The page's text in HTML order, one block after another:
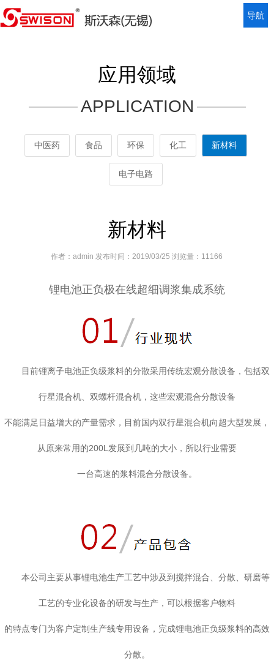
导航
应用领域
APPLICATION
中医药 食品 环保 化工 新材料
电子电路
新材料
作者：admin 发布时间：2019/03/25 浏览量：11166
锂电池正负极在线超细调浆集成系统
目前锂离子电池正负级浆料的分散采用传统宏观分散设备，包括双
行星混合机、双螺杆混合机，这些宏观混合分散设备
不能满足日益增大的产量需求，目前国内双行星混合机向超大型发展，
从原来常用的200L发展到几吨的大小，所以行业需要
一台高速的浆料混合分散设备。
本公司主要从事锂电池生产工艺中涉及到搅拌混合、分散、研磨等
工艺的专业化设备的研发与生产，可以根据客户物料
的特点专门为客户定制生产线专用设备，完成锂电池正负级浆料的高效
分散。